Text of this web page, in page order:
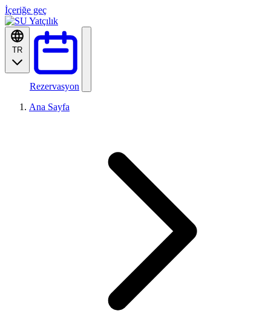
İçeriğe geç
TR
Rezervasyon
Ana Sayfa